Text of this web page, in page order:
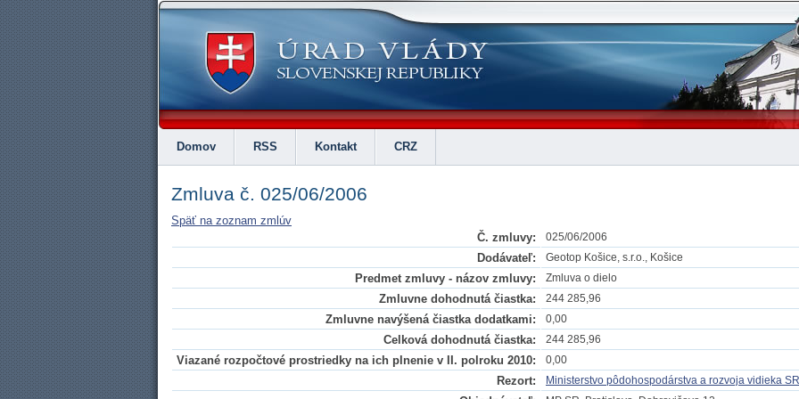
Domov RSS Kontakt CRZ
Zmluva č. 025/06/2006
Späť na zoznam zmlúv
Č. zmluvy:
025/06/2006
Dodávateľ: Geotop Košice, s.r.o., Košice
Predmet zmluvy - názov zmluvy: Zmluva o dielo
Zmluvne dohodnutá čiastka: 244 285,96
Zmluvne navýšená čiastka dodatkami: 0,00
Celková dohodnutá čiastka: 244 285,96
Viazané rozpočtové prostriedky na ich plnenie v II. polroku 2010: 0,00
Rezort: Ministerstvo pôdohospodárstva a rozvoja vidieka SR